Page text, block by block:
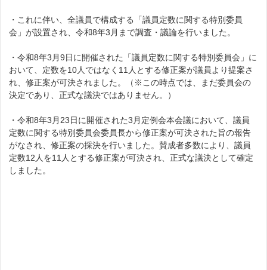
・これに伴い、全議員で構成する「議員定数に関する特別委員
会」が設置され、令和8年3月まで調査・議論を行いました。
・令和8年3月9日に開催された「議員定数に関する特別委員会」に
おいて、定数を10人ではなく11人とする修正案が議員より提案さ
れ、修正案が可決されました。（※この時点では、まだ委員会の
決定であり、正式な議決ではありません。）
・令和8年3月23日に開催された3月定例会本会議において、議員
定数に関する特別委員会委員長から修正案が可決された旨の報告
がなされ、修正案の採決を行いました。賛成者多数により、議員
定数12人を11人とする修正案が可決され、正式な議決として確定
しました。